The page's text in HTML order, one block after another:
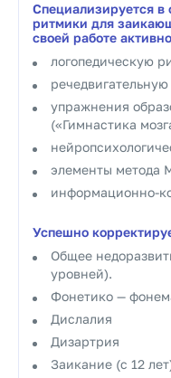
Специализируется в
ритмики для
своей работе
логопедическую
упражнения
(«Гимнастика
элементы метода
информационно-
Успешно
Общее
уровней).
Фонетико —
Дислалия
Дизартрия
Заикание (с 12